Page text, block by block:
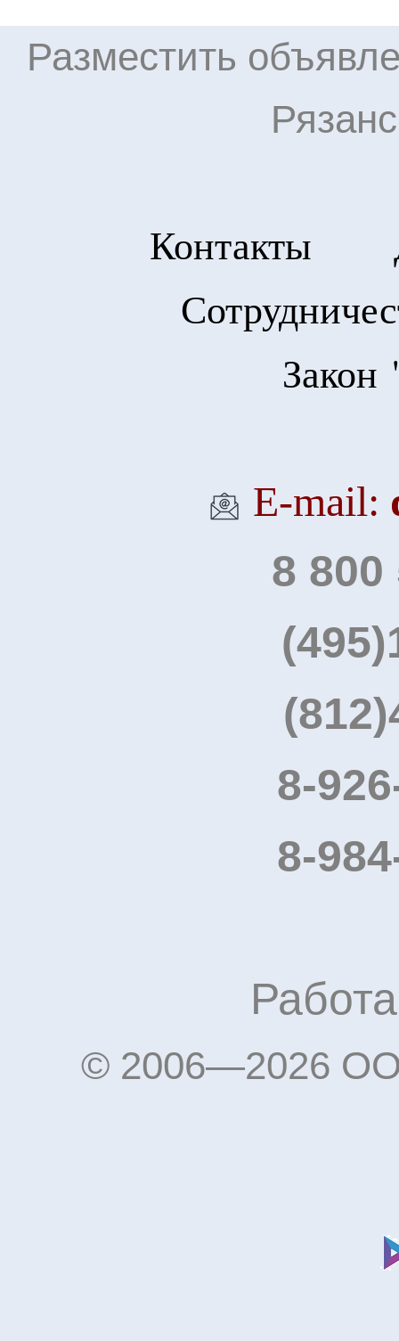
Разместить
Контакты
Е-mail:
8 800
8-
8-
© 2006—2026